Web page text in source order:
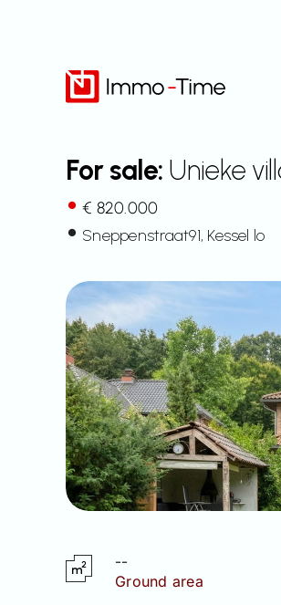
For sale: Unieke
€ 820.000
Sneppenstraat91, Kessel lo
--
Ground area